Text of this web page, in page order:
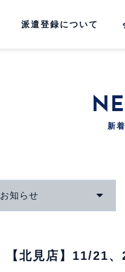
派遣登録について
新
お知らせ
【北見店】11/21